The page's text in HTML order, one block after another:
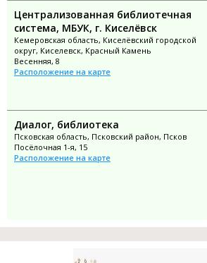
Централизованная библиотечная
система, МБУК, г. Киселёвск
Кемеровская область, Киселёвский городской
округ, Киселевск, Красный Камень
Весенняя, 8
Расположение на карте
Диалог, библиотека
Псковская область, Псковский район, Псков
Посёлочная 1-я, 15
Расположение на карте